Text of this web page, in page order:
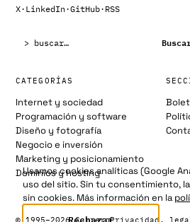
X· LinkedIn·GitHub· RSS
CATEGORÍAS
Internet y sociedad
Programación y software
Diseño y fotografía
Negocio e inversión
Marketing y posicionamiento
Dominios y hosting
© 1995–2026 CarreroPrivacidad,
Usamos cookies analíticas (Google
uso del sitio. Sin tu consentimiento,
sin cookies. Más información en la